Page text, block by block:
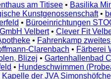
am Titisee • Basilika
Kunstgenossenschaft•
• Büroeinrichtungen
Velbert• Clever Fit
• Fahrenkamp
Clarenbach • Färberei
Blizej • Gartenhallenbad
• Hundeschwimmen
Kapelle der JVA